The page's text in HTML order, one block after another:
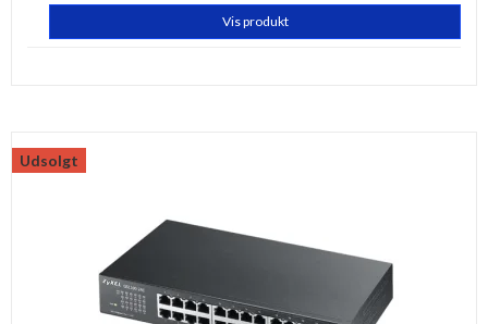
Vis produkt
Udsolgt